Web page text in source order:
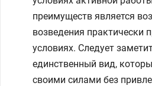
преимуществ является
возведения практически
условиях. Следует
единственный вид,
своими силами без